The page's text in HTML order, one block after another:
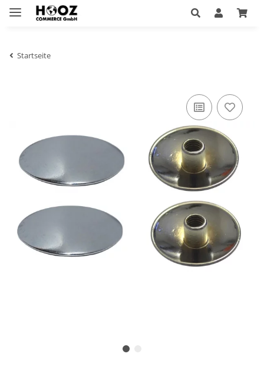
Startseite